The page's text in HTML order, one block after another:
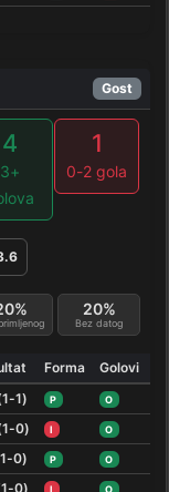
Gost
4
3+
1
0-2 gola
Bez datog
20%
Forma
Golovi
1) P O
0) I O
0) P O
0) I O